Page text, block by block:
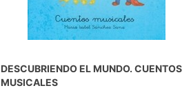
DESCUBRIENDO EL MUNDO. CUENTOS
MUSICALES